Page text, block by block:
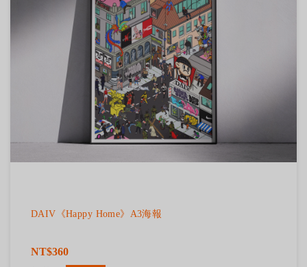
DAIV《Happy Home》A3海報
NT$360